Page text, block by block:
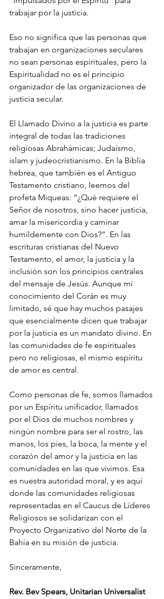
trabajar por la justicia.
Eso no significa que las personas que
trabajan en organizaciones seculares
no sean personas espirituales, pero la
Espiritualidad no es el principio
organizador de las organizaciones de
justicia secular.
El Llamado Divino a la justicia es parte
integral de todas las tradiciones
religiosas Abrahámicas; Judaísmo,
islam y judeocristianismo. En la Biblia
hebrea, que también es el Antiguo
Testamento cristiano, leemos del
profeta Miqueas: “¿Qué requiere el
Señor de nosotros, sino hacer justicia,
amar la misericordia y caminar
humildemente con Dios?”. En las
escrituras cristianas del Nuevo
Testamento, el amor, la justicia y la
inclusión son los principios centrales
del mensaje de Jesús. Aunque mi
conocimiento del Corán es muy
limitado, sé que hay muchos pasajes
que esencialmente dicen que trabajar
por la justicia es un mandato divino. En
las comunidades de fe espirituales
pero no religiosas, el mismo espíritu
de amor es central.
Como personas de fe, somos llamados
por un Espíritu unificador, llamados
por el Dios de muchos nombres y
ningún nombre para ser el rostro, las
manos, los pies, la boca, la mente y el
corazón del amor y la justicia en las
comunidades en las que vivimos. Esa
es nuestra autoridad moral, y es aquí
donde las comunidades religiosas
representadas en el Caucus de Líderes
Religiosos se solidarizan con el
Proyecto Organizativo del Norte de la
Bahía en su misión de justicia.
Sinceramente,
Rev. Bev Spears, Unitarian Universalist